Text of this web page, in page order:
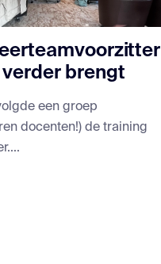
brengt
een groep
docenten!) de training